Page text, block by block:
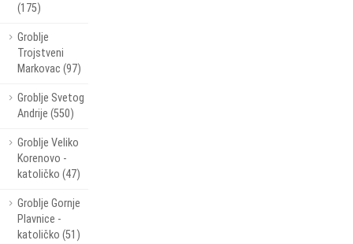
(175)
Groblje
Trojstveni
Markovac (97)
Groblje Svetog
Andrije (550)
Groblje Veliko
Korenovo -
katoličko (47)
Groblje Gornje
Plavnice -
katoličko (51)